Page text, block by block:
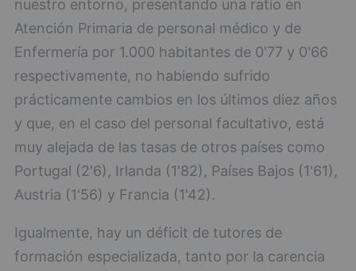
nuestro entorno, presentando una ratio en
Atención Primaria de personal médico y de
Enfermería por 1.000 habitantes de 0'77 y 0'66
respectivamente, no habiendo sufrido
prácticamente cambios en los últimos diez años
y que, en el caso del personal facultativo, está
muy alejada de las tasas de otros países como
Portugal (2'6), Irlanda (1'82), Países Bajos (1'61),
Austria (1'56) y Francia (1'42).
Igualmente, hay un déficit de tutores de
formación especializada, tanto por la carencia